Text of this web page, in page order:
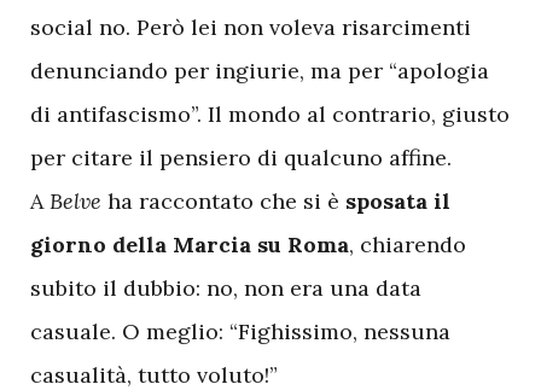
social no. Però lei non voleva risarcimenti
denunciando per ingiurie, ma per “apologia
di antifascismo”. Il mondo al contrario, giusto
per citare il pensiero di qualcuno affine.
ABelve ha raccontato che si è sposata il
giorno della Marcia su Roma, chiarendo
subito il dubbio: no, non era una data
casuale. O meglio: “Fighissimo, nessuna
casualità, tutto voluto!”